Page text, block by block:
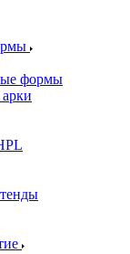
формы